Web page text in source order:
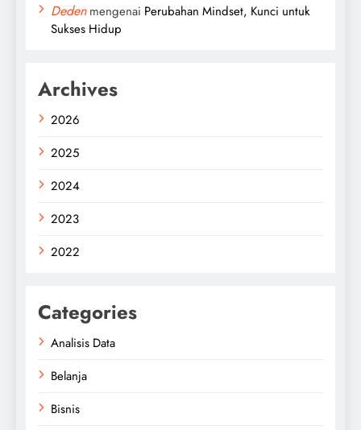
Dedenmengenai Perubahan Mindset, Kunci untuk
Sukses Hidup
Archives
2026
2025
2024
2023
2022
Categories
Analisis Data
Belanja
Bisnis